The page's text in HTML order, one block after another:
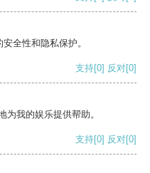
全性和隐私保护。
支持[0] 反对[0]
为我的娱乐提供帮助。
支持[0] 反对[0]